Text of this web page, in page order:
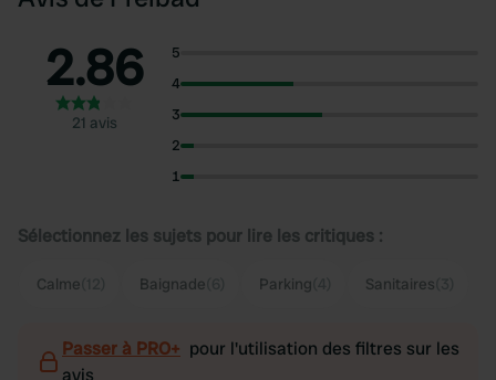
2.86
21 avis
5
4
3
2
1
Sélectionnez les sujets pour lire les critiques :
Calme Baignade Parking Sanitaires
Passer à PRO+ pour l'utilisation des filtres sur les
avis